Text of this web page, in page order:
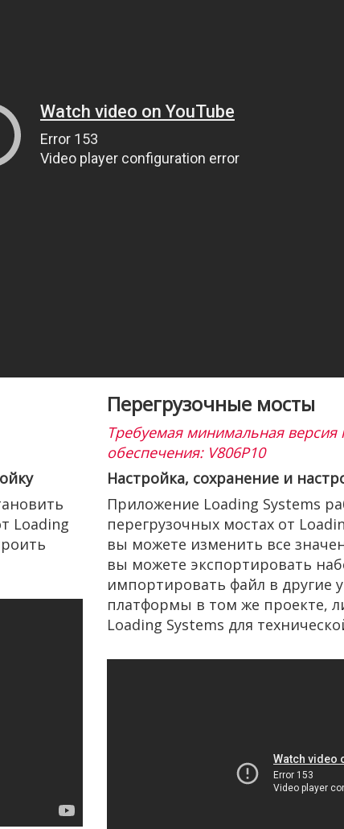
Loading
Перегрузочные мосты
Требуемая минимальная
обеспечения: V806P10
Настройка, сохранение и
Приложение Loading Systems
перегрузочных мостах от
вы можете изменить все
вы можете экспортировать
импортировать файл в другие
платформы в том же проекте,
Loading Systems для